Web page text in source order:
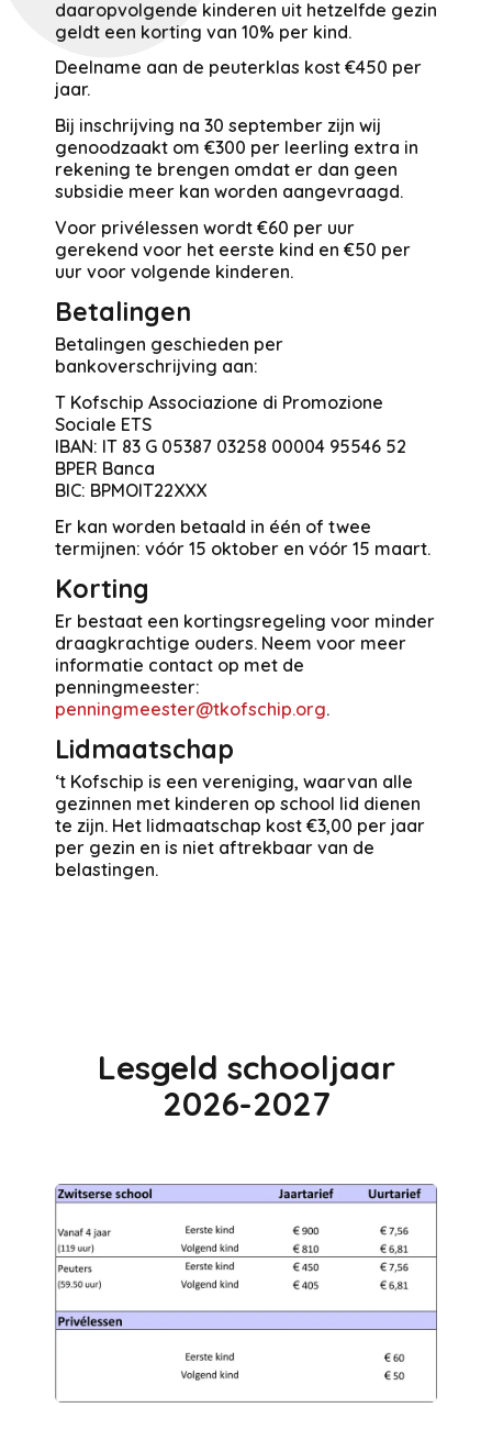
daaropvolgende kinderen uit hetzelfde gezin
geldt een korting van 10% per kind.
Deelname aan de peuterklas kost €450 per
jaar.
Bij inschrijving na 30 september zijn wij
genoodzaakt om €300 per leerling extra in
rekening te brengen omdat er dan geen
subsidie meer kan worden aangevraagd.
Voor privélessen wordt €60 per uur
gerekend voor het eerste kind en €50 per
uur voor volgende kinderen.
Betalingen
Betalingen geschieden per
bankoverschrijving aan:
T Kofschip Associazione di Promozione
Sociale ETS
IBAN: IT 83 G 05387 03258 00004 95546 52
BPER Banca
BIC: BPMOIT22XXX
Er kan worden betaald in één of twee
termijnen: vóór 15 oktober en vóór 15 maart.
Korting
Er bestaat een kortingsregeling voor minder
draagkrachtige ouders. Neem voor meer
informatie contact op met de
penningmeester:
penningmeester@tkofschip.org.
Lidmaatschap
‘t Kofschip is een vereniging, waarvan alle
gezinnen met kinderen op school lid dienen
te zijn. Het lidmaatschap kost €3,00 per jaar
per gezin en is niet aftrekbaar van de
belastingen.
Lesgeld schooljaar
2026-2027